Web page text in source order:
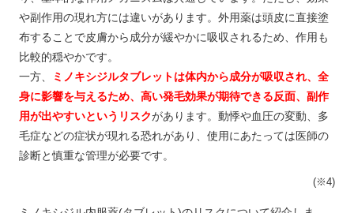
や副作用の現れ方には違いがあります。外用薬は頭皮に直接塗
布することで皮膚から成分が緩やかに吸収されるため、作用も
比較的穏やかです。
一方、
ミノキシジルタブレットは体内から成分が吸収され、全
身に影響を与えるため、高い発毛効果が期待できる反面、副作
用が出やすいというリスクがあります。動悸や血圧の変動、多
毛症などの症状が現れる恐れがあり、使用にあたっては医師の
診断と慎重な管理が必要です。
(※4)